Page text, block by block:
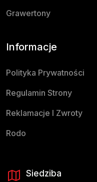
Grawertony
Informacje
Polityka Prywatności
Regulamin Strony
Reklamacje I Zwroty
Rodo
Siedziba